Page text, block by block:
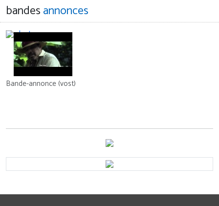
bandesannonces
Bande-annonce (vost)